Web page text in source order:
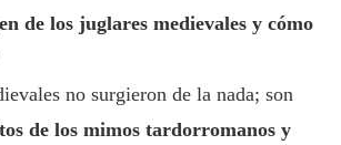
de los juglares medievales y cómo
no surgieron de la nada; son
de los mimos tardorromanos y